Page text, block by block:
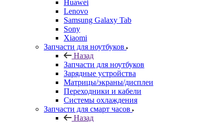
Запчасти для ноутбуков
Назад
Запчасти для ноутбуков
Зарядные устройства
Матрицы/экраны/дисплеи
Переходники и кабели
Системы охлаждения
Запчасти для смарт часов
Назад
Запчасти для смарт часов
Asus
Samsung
Аксессуары